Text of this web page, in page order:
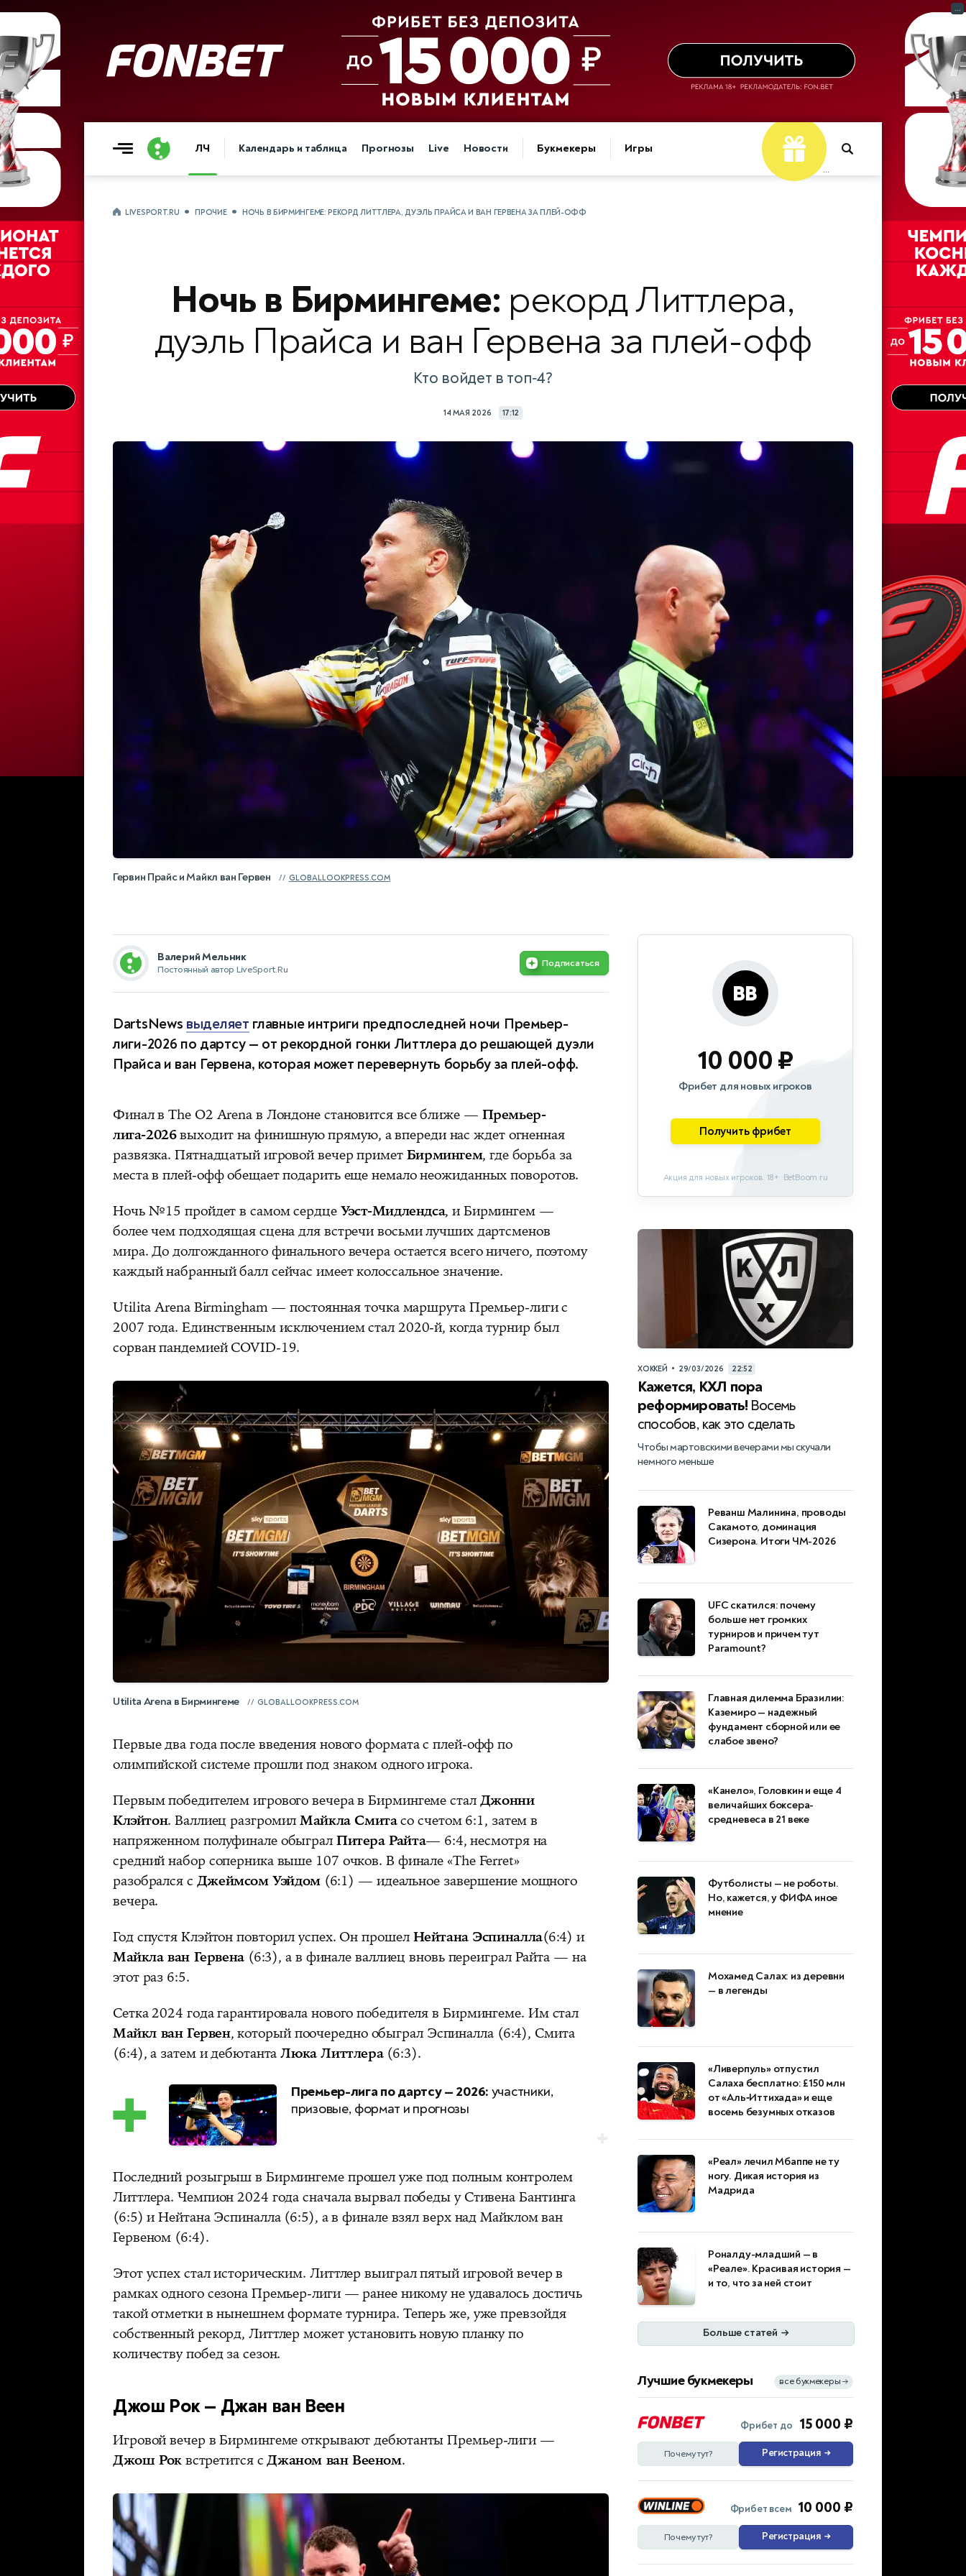
ЛЧ Календарь и таблица Прогнозы Live Новости Букмекеры Игры
...
LIVESPORT.RU ПРОЧИЕ НОЧЬ В БИРМИНГЕМЕ: РЕКОРД ЛИТТЛЕРА, ДУЭЛЬ ПРАЙСА И ВАН ГЕРВЕНА ЗА ПЛЕЙ-ОФФ
Ночь в Бирмингеме: рекорд Литтлера,
дуэль Прайса и ван Гервена за плей-офф
Кто войдет в топ‑4?
14 МАЯ 2026 17:12
Гервин Прайс и Майкл ван Гервен GLOBALLOOKPRESS.COM
Валерий Мельник
Постоянный автор LiveSport.Ru
Подписаться
DartsNews выделяет главные интриги предпоследней ночи Премьер-
лиги-2026 по дартсу — от рекордной гонки Литтлера до решающей дуэли
Прайса и ван Гервена, которая может перевернуть борьбу за плей-офф.
Финал в The O2 Arena в Лондоне становится все ближе — Премьер-
лига-2026выходит на финишную прямую, а впереди нас ждет огненная
развязка. Пятнадцатый игровой вечер приметБирмингем, где борьба за
места в плей-офф обещает подарить еще немало неожиданных поворотов.
Ночь №15 пройдет в самом сердцеУэст-Мидлендса, и Бирмингем —
более чем подходящая сцена для встречи восьми лучших дартсменов
мира. До долгожданного финального вечера остается всего ничего, поэтому
каждый набранный балл сейчас имеет колоссальное значение.
Utilita Arena Birmingham — постоянная точка маршрута Премьер‑лиги с
2007 года. Единственным исключением стал 2020‑й, когда турнир был
сорван пандемией COVID‑19.
Utilita Arena в Бирмингеме GLOBALLOOKPRESS.COM
Первые два года после введения нового формата с плей-офф по
олимпийской системе прошли под знаком одного игрока.
Первым победителем игрового вечера в Бирмингеме сталДжонни
Клэйтон. Валлиец разгромилМайкла Смитасо счетом 6:1, затем в
напряженном полуфинале обыгралПитера Райта— 6:4, несмотря на
средний набор соперника выше 107 очков. В финале «The Ferret»
разобрался с Джеймсом Уэйдом(6:1) — идеальное завершение мощного
вечера.
Год спустя Клэйтон повторил успех. Он прошелНейтана Эспиналла(6:4) и
Майкла ван Гервена(6:3), а в финале валлиец вновь переиграл Райта — на
этот раз 6:5.
Сетка 2024 года гарантировала нового победителя в Бирмингеме. Им стал
Майкл ван Гервен, который поочередно обыграл Эспиналла (6:4), Смита
(6:4), а затем и дебютантаЛюка Литтлера(6:3).
Премьер-лига по дартсу — 2026: участники,
призовые, формат и прогнозы
Последний розыгрыш в Бирмингеме прошел уже под полным контролем
Литтлера. Чемпион 2024 года сначала вырвал победы у Стивена Бантинга
(6:5) и Нейтана Эспиналла (6:5), а в финале взял верх над Майклом ван
Гервеном (6:4).
Этот успех стал историческим. Литтлер выиграл пятый игровой вечер в
рамках одного сезона Премьер-лиги — ранее никому не удавалось достичь
такой отметки в нынешнем формате турнира. Теперь же, уже превзойдя
собственный рекорд, Литтлер может установить новую планку по
количеству побед за сезон.
Джош Рок — Джан ван Веен
Игровой вечер в Бирмингеме открывают дебютанты Премьер-лиги —
Джош Роквстретится сДжаном ван Вееном.
10 000 ₽
Фрибет для новых игроков
Получить фрибет
Акция для новых игроков. 18+. BetBoom.ru
ХОККЕЙ • 29/03/2026 22:52
Кажется, КХЛ пора
реформировать!Восемь
способов, как это сделать
Чтобы мартовскими вечерами мы скучали
немного меньше
Реванш Малинина, проводы
Сакамото, доминация
Сизерона. Итоги ЧМ-2026
UFC скатился: почему
больше нет громких
турниров и причем тут
Paramount?
Главная дилемма Бразилии:
Каземиро — надежный
фундамент сборной или ее
слабое звено?
«Канело», Головкин и еще 4
величайших боксера-
средневеса в 21 веке
Футболисты — не роботы.
Но, кажется, у ФИФА иное
мнение
Мохамед Салах: из деревни
— в легенды
«Ливерпуль» отпустил
Салаха бесплатно: £150 млн
от «Аль‑Иттихада» и еще
восемь безумных отказов
«Реал» лечил Мбаппе не ту
ногу. Дикая история из
Мадрида
Роналду-младший — в
«Реале». Красивая история —
и то, что за ней стоит
Больше статей →
Лучшие букмекеры все букмекеры →
Фрибет до 15 000 ₽
Почему тут? Регистрация →
Фрибет всем 10 000 ₽
Почему тут? Регистрация →
...